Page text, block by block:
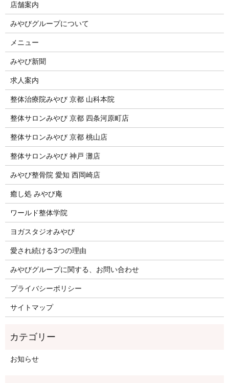
店舗案内
みやびグループについて
メニュー
みやび新聞
求人案内
整体治療院みやび 京都 山科本院
整体サロンみやび 京都 四条河原町店
整体サロンみやび 京都 桃山店
整体サロンみやび 神戸 灘店
みやび整骨院 愛知 西岡崎店
癒し処 みやび庵
ワールド整体学院
ヨガスタジオみやび
愛され続ける3つの理由
みやびグループに関する、お問い合わせ
プライバシーポリシー
サイトマップ
お知らせ